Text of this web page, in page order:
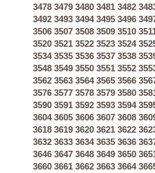
3478 3479 3480 3481 3482
3492 3493 3494 3495 3496
3506 3507 3508 3509 3510
3520 3521 3522 3523 3524
3534 3535 3536 3537 3538
3548 3549 3550 3551 3552
3562 3563 3564 3565 3566
3576 3577 3578 3579 3580
3590 3591 3592 3593 3594
3604 3605 3606 3607 3608
3618 3619 3620 3621 3622
3632 3633 3634 3635 3636
3646 3647 3648 3649 3650
3660 3661 3662 3663 3664